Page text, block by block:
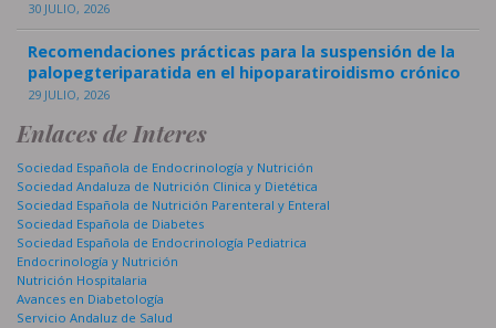
30 JULIO, 2026
Recomendaciones prácticas para la suspensión de la
palopegteriparatida en el hipoparatiroidismo crónico
29 JULIO, 2026
Enlaces de Interes
Sociedad Española de Endocrinología y Nutrición
Sociedad Andaluza de Nutrición Clinica y Dietética
Sociedad Española de Nutrición Parenteral y Enteral
Sociedad Española de Diabetes
Sociedad Española de Endocrinología Pediatrica
Endocrinología y Nutrición
Nutrición Hospitalaria
Avances en Diabetología
Servicio Andaluz de Salud